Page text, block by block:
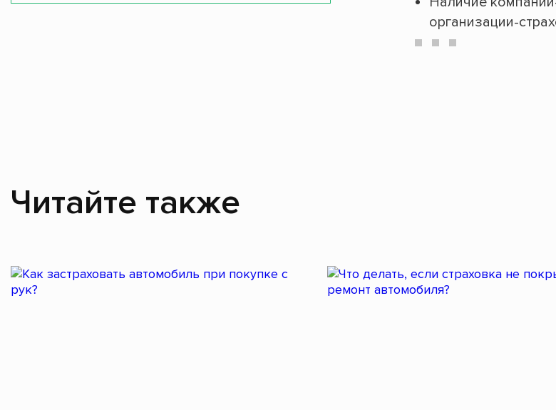
организации-
Читайте также